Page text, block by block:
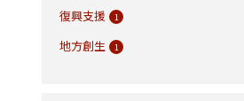
復興支援 1
地方創生 1